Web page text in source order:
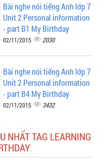
Bài nghe nói tiếng Anh lớp 7
Unit 2 Personal information
- part B1 My Birthday
02/11/2015 2030
Bài nghe nói tiếng Anh lớp 7
Unit 2 Personal information
- part B4 My Birthday
02/11/2015 3432
NHẤT TAG LEARNING